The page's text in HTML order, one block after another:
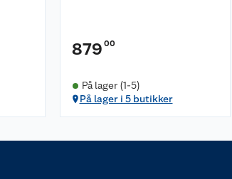
879 00
På lager (1-5)
På lager i 5 butikker